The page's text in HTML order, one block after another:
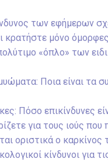
των εφήμερων
κρατήστε μόνο
«όπλο» των
Ποια είναι τα
Πόσο επικίνδυνες
για τους ιούς
οριστικά ο καρκίνος
κίνδυνοι για